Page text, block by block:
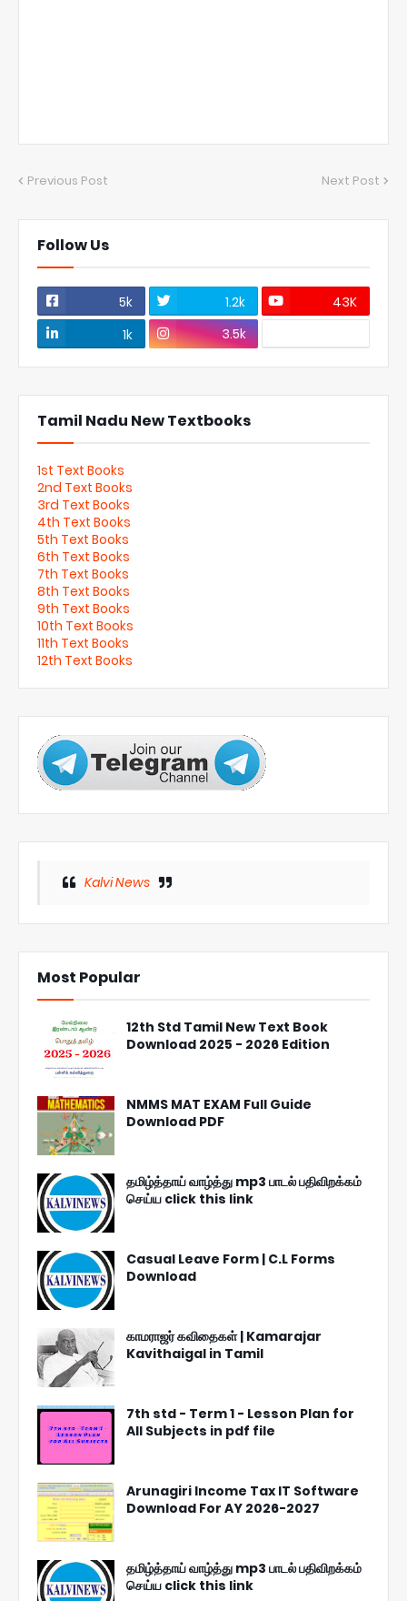
Previous Post Next Post
Follow Us
5k 1.2k
43K
1k
3.5k
Tamil Nadu New Textbooks
1st Text Books
2nd Text Books
3rd Text Books
4th Text Books
5th Text Books
6th Text Books
7th Text Books
8th Text Books
9th Text Books
10th Text Books
11th Text Books
12th Text Books
Kalvi News
Most Popular
12th Std Tamil New Text Book
Download 2025 - 2026 Edition
NMMS MAT EXAM Full Guide
Download PDF
தமிழ்த்தாய் வாழ்த்து mp3 பாடல் பதிவிறக்கம்
செய்ய click this link
Casual Leave Form | C.L Forms
Download
காமராஜர் கவிதைகள் | Kamarajar
Kavithaigal in Tamil
7th std - Term 1 - Lesson Plan for
All Subjects in pdf file
Arunagiri Income Tax IT Software
Download For AY 2026-2027
தமிழ்த்தாய் வாழ்த்து mp3 பாடல் பதிவிறக்கம்
செய்ய click this link